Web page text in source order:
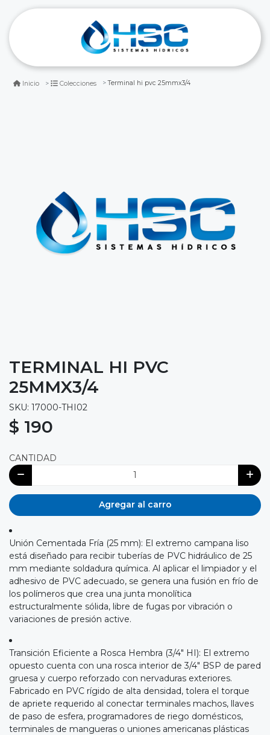
Inicio Colecciones Terminal hi pvc 25mmx3/4
TERMINAL HI PVC
25MMX3/4
SKU: 17000-THI02
$ 190
CANTIDAD
Agregar al carro
Unión Cementada Fría (25 mm): El extremo campana liso
está diseñado para recibir tuberías de PVC hidráulico de 25
mm mediante soldadura química. Al aplicar el limpiador y el
adhesivo de PVC adecuado, se genera una fusión en frío de
los polímeros que crea una junta monolítica
estructuralmente sólida, libre de fugas por vibración o
variaciones de presión active.
Transición Eficiente a Rosca Hembra (3/4" HI): El extremo
opuesto cuenta con una rosca interior de 3/4" BSP de pared
gruesa y cuerpo reforzado con nervaduras exteriores.
Fabricado en PVC rígido de alta densidad, tolera el torque
de apriete requerido al conectar terminales machos, llaves
de paso de esfera, programadores de riego domésticos,
terminales de mangueras o uniones americanas plásticas